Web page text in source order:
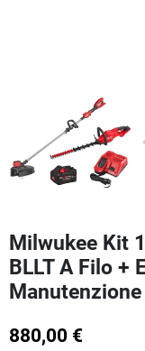
Milwukee Kit
BLLT A Filo +
880,00 €